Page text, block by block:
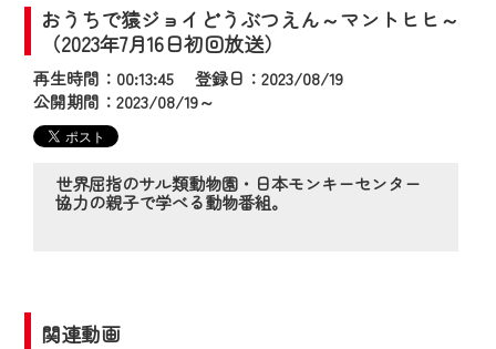
おうちで猿ジョイどうぶつえん～マントヒヒ～
（2023年7月16日初回放送）
再生時間：00:13:45 登録日：2023/08/19
公開期間：2023/08/19～
世界屈指のサル類動物園・日本モンキーセンター
協力の親子で学べる動物番組。
関連動画
【変更点】
◆デザイン変更により、お住まいの地域
の動画コンテンツが一目瞭然。
◆当社アプリやＰＣブラウザから、いつ
でも・どこでも・外出先でも！
CCNetサービスエリア20市町の地域情報
番組をご視聴いただけます！
ビス向上のため、